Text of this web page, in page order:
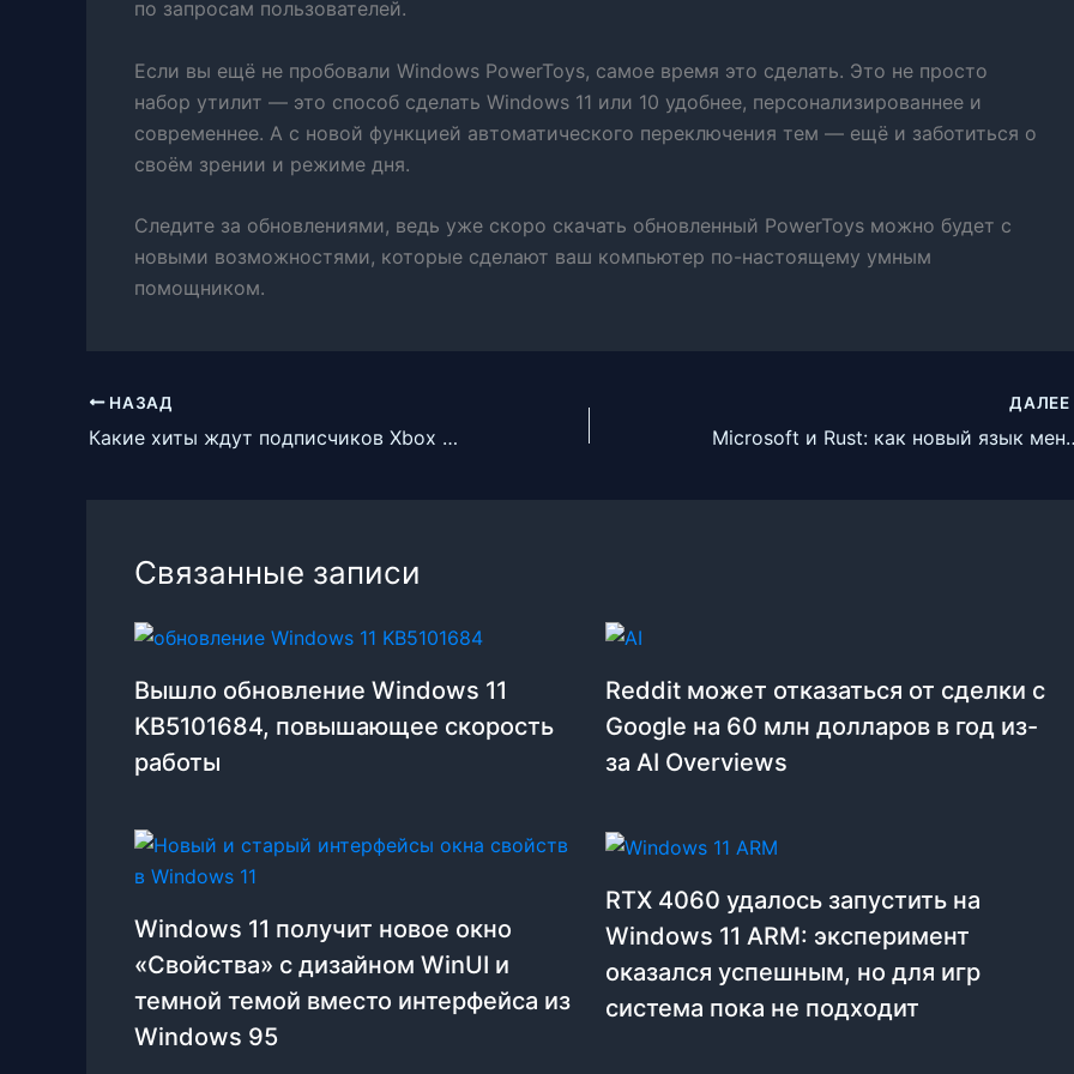
по запросам пользователей.
Если вы ещё не пробовали Windows PowerToys, самое время это сделать. Это не просто
набор утилит — это способ сделать Windows 11 или 10 удобнее, персонализированнее и
современнее. А с новой функцией автоматического переключения тем — ещё и заботиться о
своём зрении и режиме дня.
Следите за обновлениями, ведь уже скоро скачать обновленный PowerToys можно будет с
новыми возможностями, которые сделают ваш компьютер по-настоящему умным
помощником.
НАЗАД
Какие хиты ждут подписчиков Xbox Game Pass в сентябре?
ДАЛЕЕ
Microsoft и Rust: как
Связанные записи
Вышло обновление Windows 11
KB5101684, повышающее скорость
работы
Reddit может отказаться от сделки с
Google на 60 млн долларов в год из-
за AI Overviews
Windows 11 получит новое окно
«Свойства» с дизайном WinUI и
темной темой вместо интерфейса из
Windows 95
RTX 4060 удалось запустить на
Windows 11 ARM: эксперимент
оказался успешным, но для игр
система пока не подходит